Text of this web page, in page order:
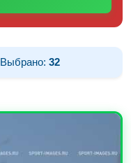
Выбрано:32